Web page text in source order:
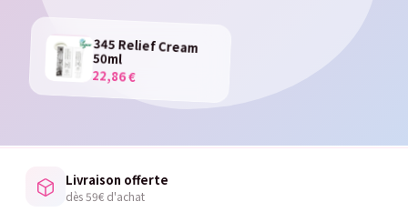
345 Relief Cream
50ml
22,86 €
Livraison offerte
dès 59€ d'achat